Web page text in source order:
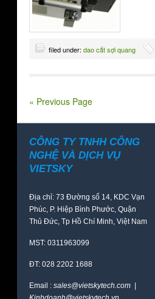
filed under: dao cắt sợi quang
« Previous Page
CÔNG TY TNHH CÔNG
NGHỆ VÀ DỊCH VỤ
VIETSKY
Địa chỉ: 73 Đường số 14, KDC Vạn
Phúc, P. Hiệp Bình Phước, Quận
Thủ Đức, Tp Hồ Chí Minh, Việt Nam
MST: 0311963099
ĐT: 028 2202 1688
Email : sales@vietskytech.com |